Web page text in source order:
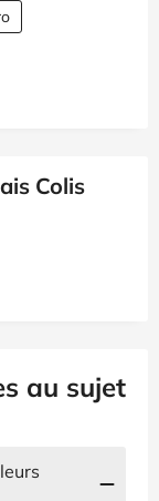
Colis
au sujet